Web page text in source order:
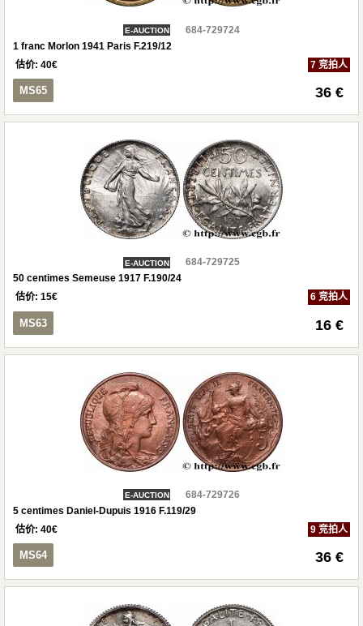
E-AUCTION
684-729724
1 franc Morlon 1941 Paris F.219/12
估价: 40€ 7 竞拍人
MS65 36 €
E-AUCTION
684-729725
50 centimes Semeuse 1917 F.190/24
估价: 15€ 6 竞拍人
MS63 16 €
E-AUCTION
684-729726
5 centimes Daniel-Dupuis 1916 F.119/29
估价: 40€ 9 竞拍人
MS64 36 €